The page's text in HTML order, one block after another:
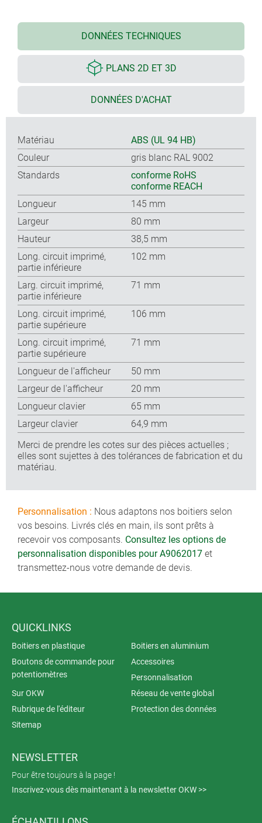
DONNÉES TECHNIQUES
PLANS 2D ET 3D
DONNÉES D'ACHAT
Matériau
ABS (UL 94 HB)
Couleur
gris blanc RAL 9002
Standards
conforme RoHS
conforme REACH
Longueur
145 mm
Largeur
80 mm
Hauteur
38,5 mm
Long. circuit imprimé,
partie inférieure
102 mm
Larg. circuit imprimé,
partie inférieure
71 mm
Long. circuit imprimé,
partie supérieure
106 mm
Long. circuit imprimé,
partie supérieure
71 mm
Longueur de l'afficheur
50 mm
Largeur de l'afficheur
20 mm
Longueur clavier
65 mm
Largeur clavier
64,9 mm
Merci de prendre les cotes sur des pièces actuelles ;
elles sont sujettes à des tolérances de fabrication et du
matériau.
Personnalisation : Nous adaptons nos boitiers selon
vos besoins. Livrés clés en main, ils sont prêts à
recevoir vos composants. Consultez les options de
personnalisation disponibles pour A9062017 et
transmettez-nous votre demande de devis.
QUICKLINKS
Boitiers en plastique
Boitiers en aluminium
Boutons de commande pour
potentiomètres
Accessoires
Personnalisation
Sur OKW
Réseau de vente global
Rubrique de l'éditeur
Protection des données
Sitemap
NEWSLETTER
Pour être toujours à la page !
Inscrivez-vous dès maintenant à la newsletter OKW >>